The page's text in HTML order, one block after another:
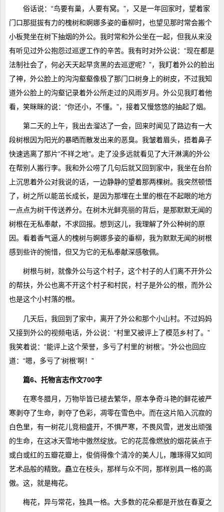
俗话说：“鸟要有巢，人要有窝。”，又是一年回家时，望着家
门口那挺拔有力的槐树和婀娜多姿的垂柳时，也望见那时常会搬个
小板凳坐在树下抽烟的外公。我时常和外公坐在一起，但我从来没
有听见过外公抱怨过巡逻工作的辛苦。我有时对外公说：“现在都是
法制社会了，何必天天起早贪黑的去巡逻呢？”，我盯着外公的脸出
了神，外公脸上的沟沟壑壑像极了那门口树身上的树皮，不过我知
道外公脸上的沟壑记录着外公所走过的风雨岁月。外公见我盯着他
看，笑眯眯的说：“你还小，不懂。”，接着又慢悠悠的抽起了烟。
第二天的上午，我出去溜达了一会，回来时闻见了路边有一大
段树根因为阳光的暴晒而散发出来的恶臭。我皱着眉头，捂着鼻子
快速逃离了那片“不祥之地”。走了没多远就看见了大汗淋漓的外公
在帮别人搬行李。我和外公唠了几句后就又回到家中，我坐在台阶
上沉思着外公对我说的话，一边静静的望着那两棵树。我突然顿悟
了，树之所以能茁长成长，是因为那埋在土里的根在不起眼的地方
一点点为树干传送养分。在树木光鲜亮丽的背后，是那默默无闻的
树根在无私奉献，不求回报。想到这儿，我理解了外公种树的原
因。看着香气逼人的槐树与婀娜多姿的垂柳，我为默默无闻的树根
感到些许的惋惜，但又为它的无私奉献深感敬佩。
树根与树，就像外公与这个村子，这个村子的人们离不开外公
的帮扶，外公也离不开这个村子和村民，村子是外公的根，而外公
也是这个小村落的根。
几天后，我回到了家中，离开了外公和那个小山村。不过妈妈
又接到外公的视频电话，外公说：“村里又被评上了模范乡村了。”
我笑着说：“能评上这个荣誉，多亏了村里的‘树根’。”外公也回应
道：“嗯，多亏了‘树根’啊！”
篇6、托物言志作文700字
在寒冬腊月，万物毕皆已褪去繁华，原本争奇斗艳的鲜花被严
寒剥夺了生命，剥夺了色彩，凋零在雪色中。而在这片陷入沉寂的
白色里，有一树花儿竞相盛开，不惧严寒，不畏风雪，迸发出顽强
的生命，在这冰天雪地中傲然绽放。它的花蕊像燃放的烟花装点于
或白或红的五瓣花瓣上，俊俏得像个清冷的美人儿，雕琢得又如同
艺术品般的精致。矗立在枝头，那样与众不同，那样别具一格的高
傲。这，就是梅花。
梅花，异与常花，独具一格。大多数的花朵都是开放在春夏之